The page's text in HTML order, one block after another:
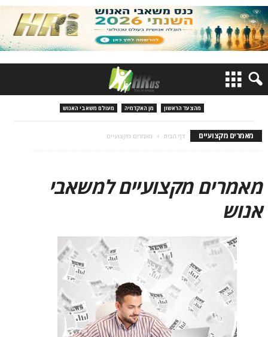
מהצעד הראשון מן האקדמיה מעולם משאבי האנוש
מאמרים מקצועיים דף הבית מאמרים מקצועיים
מאמרים מקצועיים למשאבי
אנוש